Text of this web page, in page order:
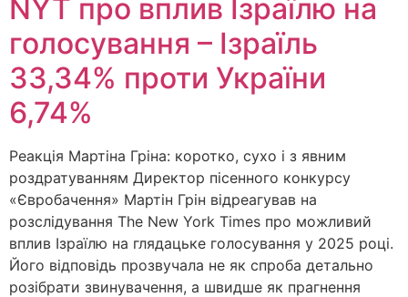
NYT про вплив Ізраїлю на
голосування – Ізраїль
33,34% проти України
6,74%
Реакція Мартіна Гріна: коротко, сухо і з явним
роздратуванням Директор пісенного конкурсу
«Євробачення» Мартін Грін відреагував на
розслідування The New York Times про можливий
вплив Ізраїлю на глядацьке голосування у 2025 році.
Його відповідь прозвучала не як спроба детально
розібрати звинувачення, а швидше як прагнення